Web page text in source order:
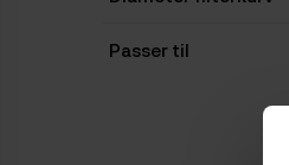
Passer til